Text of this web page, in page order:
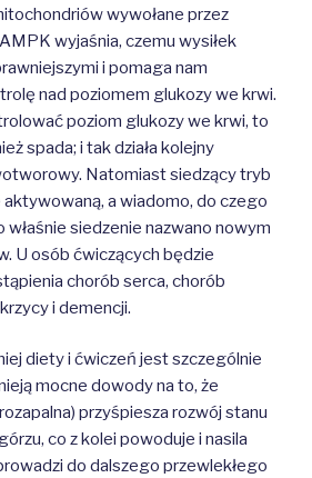
wywołane przez
wyjaśnia, czemu wysiłek
i pomaga nam
nad poziomem glukozy we krwi.
poziom glukozy we krwi, to
spada; i tak działa kolejny
Natomiast siedzący tryb
aktywowaną, a wiadomo, do czego
siedzenie nazwano nowym
U osób ćwiczących będzie
chorób serca, chorób
i demencji.
diety i ćwiczeń jest szczególnie
mocne dowody na to, że
przyśpiesza rozwój stanu
co z kolei powoduje i nasila
do dalszego przewlekłego